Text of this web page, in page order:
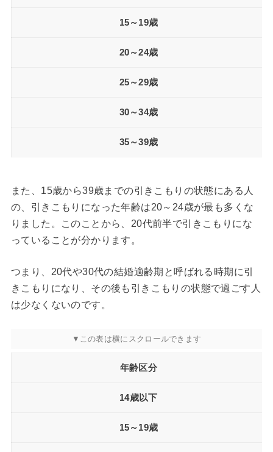
15～19歳
20～24歳
25～29歳
30～34歳
35～39歳
また、15歳から39歳までの引きこもりの状態にある人
の、引きこもりになった年齢は20～24歳が最も多くな
りました。このことから、20代前半で引きこもりにな
っていることが分かります。
つまり、20代や30代の結婚適齢期と呼ばれる時期に引
きこもりになり、その後も引きこもりの状態で過ごす人
は少なくないのです。
年齢区分
14歳以下
15～19歳